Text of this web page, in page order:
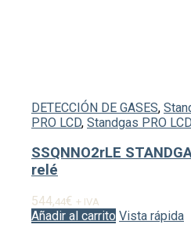
DETECCIÓN DE GASES,
PRO LCD, Standgas PRO
SSQNNO2rLE
relé
544,44€ + IVA
Añadir al carrito Vista rápida